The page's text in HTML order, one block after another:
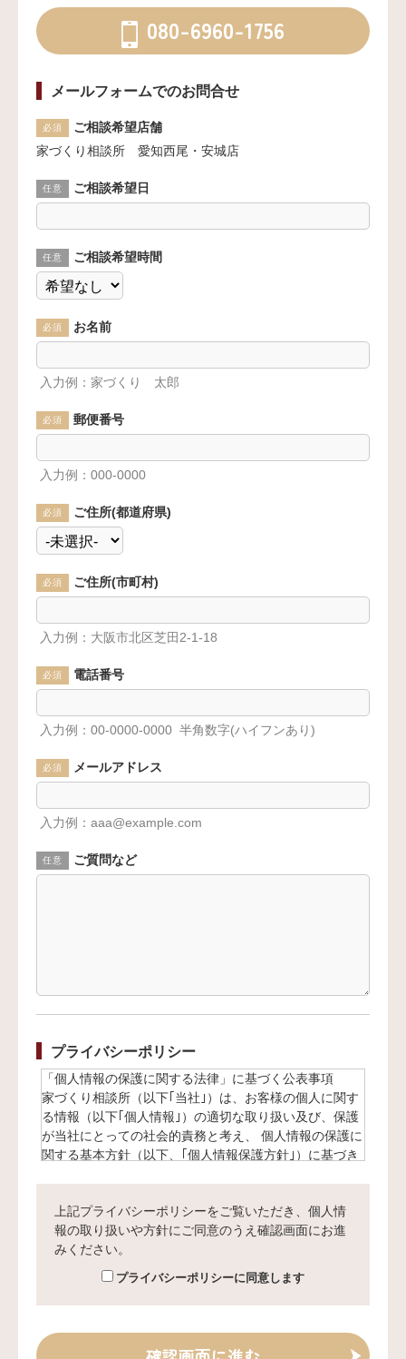
080-6960-1756
メールフォームでのお問合せ
必須
ご相談希望店舗
家づくり相談所 愛知西尾・安城店
任意 ご相談希望日
任意 ご相談希望時間
必須 お名前
入力例：家づくり 太郎
必須 郵便番号
入力例：000-0000
必須 ご住所(都道府県)
必須 ご住所(市町村)
入力例：大阪市北区芝田2-1-18
必須 電話番号
入力例：00-0000-0000 半角数字(ハイフンあり)
必須 メールアドレス
入力例：aaa@example.com
任意 ご質問など
プライバシーポリシー
「個人情報の保護に関する法律」に基づく公表事項
家づくり相談所（以下｢当社｣）は、お客様の個人に関す
る情報（以下｢個人情報｣）の適切な取り扱い及び、保護
が当社にとっての社会的責務と考え、 個人情報の保護に
関する基本方針（以下、｢個人情報保護方針｣）に基づき
【1】個人情報について
個人情報とは、お客様個人に関する情報であって、当該
情報を構成する氏名、住所、電話番号、メールアドレ
ス、その他の記述等により当該お客様を識別できるもの
また、その情報のみでは識別できない場合でも、他の情
識別できるものも個人情報に含まれます。
上記プライバシーポリシーをご覧いただき、個人情
報の取り扱いや方針にご同意のうえ確認画面にお進
みください。
プライバシーポリシーに同意します